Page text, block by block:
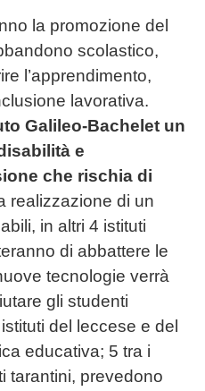
la promozione del
scolastico,
l’apprendimento,
lavorativa.
Galileo-Bachelet un
e
che rischia di
realizzazione di un
in altri 4 istituti
di abbattere le
tecnologie verrà
gli studenti
del leccese e del
educativa; 5 tra i
tarantini, prevedono